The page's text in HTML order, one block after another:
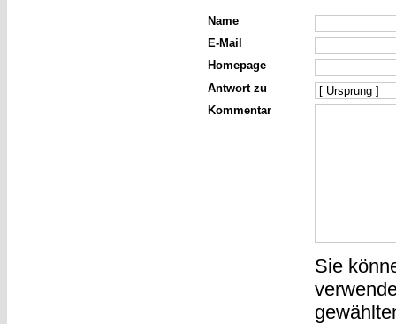
Name
E-Mail
Homepage
Antwort zu
Kommentar
Sie